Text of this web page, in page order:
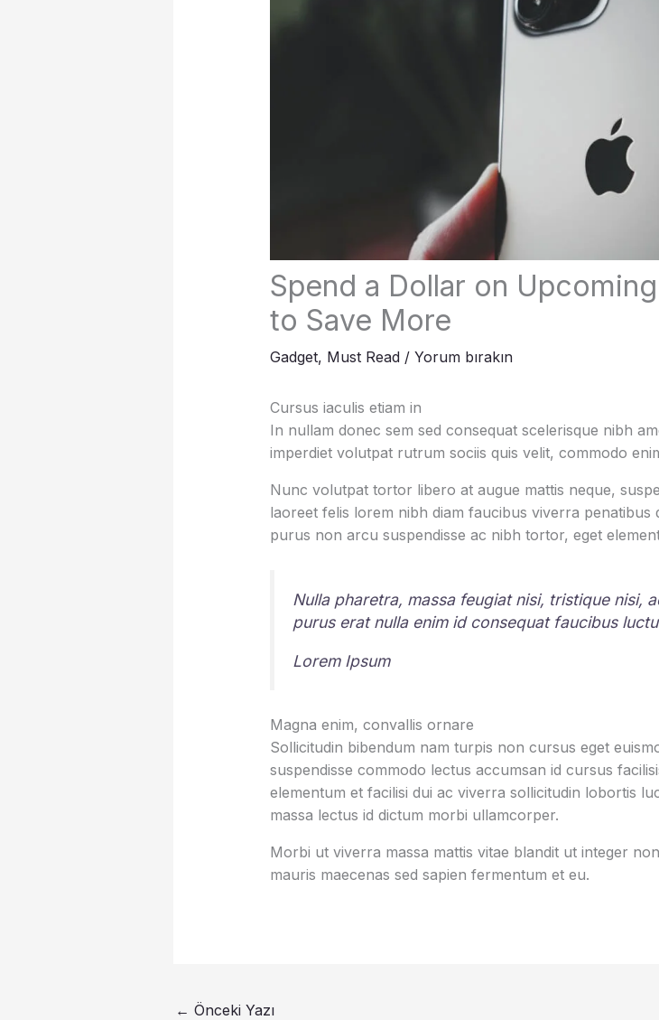
Spend a Dollar on
to Save More
Gadget, Must Read/ Yorum bırakın
Cursus iaculis etiam in
In nullam donec sem sed consequat scelerisque nibh
imperdiet volutpat rutrum sociis quis velit, commodo
Nunc volutpat tortor libero at augue mattis neque,
laoreet felis lorem nibh diam faucibus viverra
purus non arcu suspendisse ac nibh tortor, eget
Nulla pharetra, massa feugiat nisi, tristique nisi,
purus erat nulla enim id consequat faucibus
Lorem Ipsum
Magna enim, convallis ornare
Sollicitudin bibendum nam turpis non cursus eget
suspendisse commodo lectus accumsan id cursus
elementum et facilisi dui ac viverra sollicitudin lobortis
massa lectus id dictum morbi ullamcorper.
Morbi ut viverra massa mattis vitae blandit ut integer
mauris maecenas sed sapien fermentum et eu.
← Önceki Yazı